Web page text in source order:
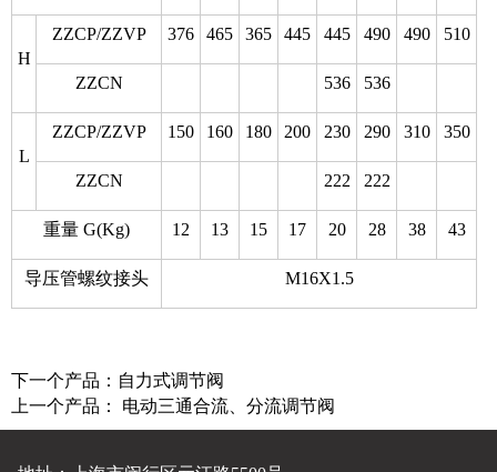
H
ZZCP/ZZVP 376 465 365 445 445 490 490 510
ZZCN 536 536
L
ZZCP/ZZVP 150 160 180 200 230 290 310 350
ZZCN 222 222
重量 G(Kg) 12 13 15 17 20 28 38 43
导压管螺纹接头 M16X1.5
下一个产品： 自力式调节阀
上一个产品：
电动三通合流、分流调节阀